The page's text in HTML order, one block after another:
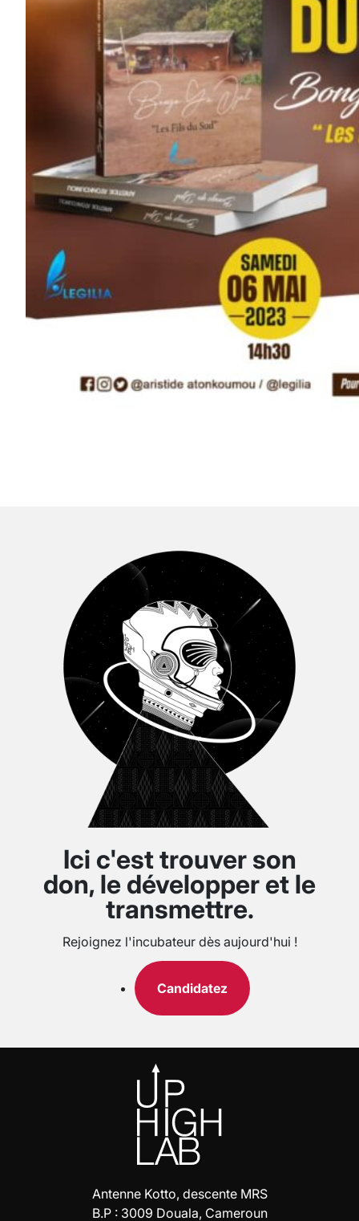
Ici c'est trouver son
don, le développer et le
transmettre.
Rejoignez l'incubateur dès aujourd'hui !
Candidatez
Antenne Kotto, descente MRS
B.P : 3009 Douala, Cameroun